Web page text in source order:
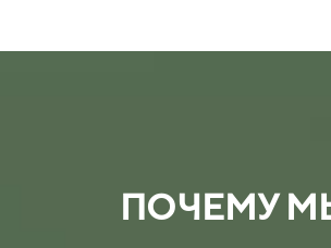
ПОЧЕМУ